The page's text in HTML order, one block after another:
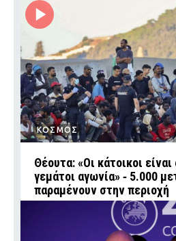
ΚΟΣΜΟΣ
Θέουτα: «Οι κάτοικοι
γεμάτοι αγωνία» ‑ 5.000
παραμένουν στην περιοχή